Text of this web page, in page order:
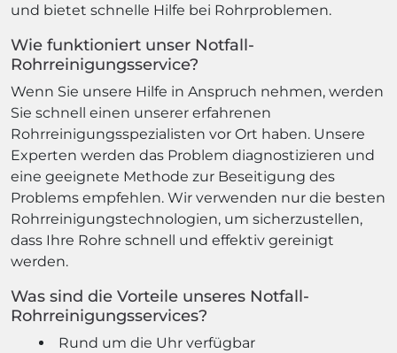
und bietet schnelle Hilfe bei Rohrproblemen.
Wie funktioniert unser Notfall-
Rohrreinigungsservice?
Wenn Sie unsere Hilfe in Anspruch nehmen, werden
Sie schnell einen unserer erfahrenen
Rohrreinigungsspezialisten vor Ort haben. Unsere
Experten werden das Problem diagnostizieren und
eine geeignete Methode zur Beseitigung des
Problems empfehlen. Wir verwenden nur die besten
Rohrreinigungstechnologien, um sicherzustellen,
dass Ihre Rohre schnell und effektiv gereinigt
werden.
Was sind die Vorteile unseres Notfall-
Rohrreinigungsservices?
Rund um die Uhr verfügbar